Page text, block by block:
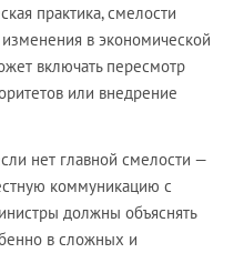
практика, смелости
в экономической
включать пересмотр
или внедрение
нет главной смелости —
коммуникацию с
должны объяснять
в сложных и